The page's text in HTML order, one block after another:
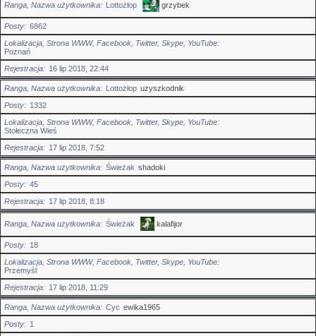
Ranga, Nazwa użytkownika Lottożłop grzybek
Posty
6862
Lokalizacja, Strona WWW, Facebook, Twitter, Skype, YouTube
Poznań
Rejestracja
16 lip 2018, 22:44
Ranga, Nazwa użytkownika Lottożłop uzyszkodnik
Posty
1332
Lokalizacja, Strona WWW, Facebook, Twitter, Skype, YouTube
Stołeczna Wieś
Rejestracja
17 lip 2018, 7:52
Ranga, Nazwa użytkownika Świeżak shadoki
Posty
45
Rejestracja
17 lip 2018, 8:18
Ranga, Nazwa użytkownika Świeżak kalafijor
Posty
18
Lokalizacja, Strona WWW, Facebook, Twitter, Skype, YouTube
Przemyśl
Rejestracja
17 lip 2018, 11:29
Ranga, Nazwa użytkownika Cyc ewika1965
Posty
1